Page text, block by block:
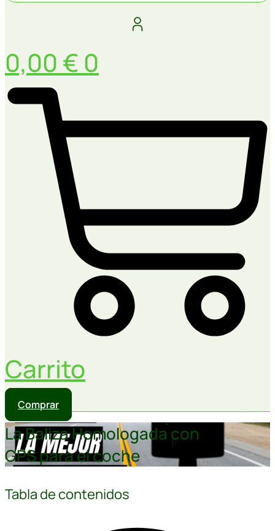
0,00 € 0
Carrito
Comprar
La Baliza Homologada con
GPS para el coche
Tabla de contenidos